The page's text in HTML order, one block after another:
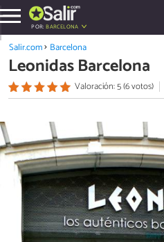
POR:BARCELONA
Salir.com Barcelona
Leonidas Barcelona
Valoración: 5 (6 votos)